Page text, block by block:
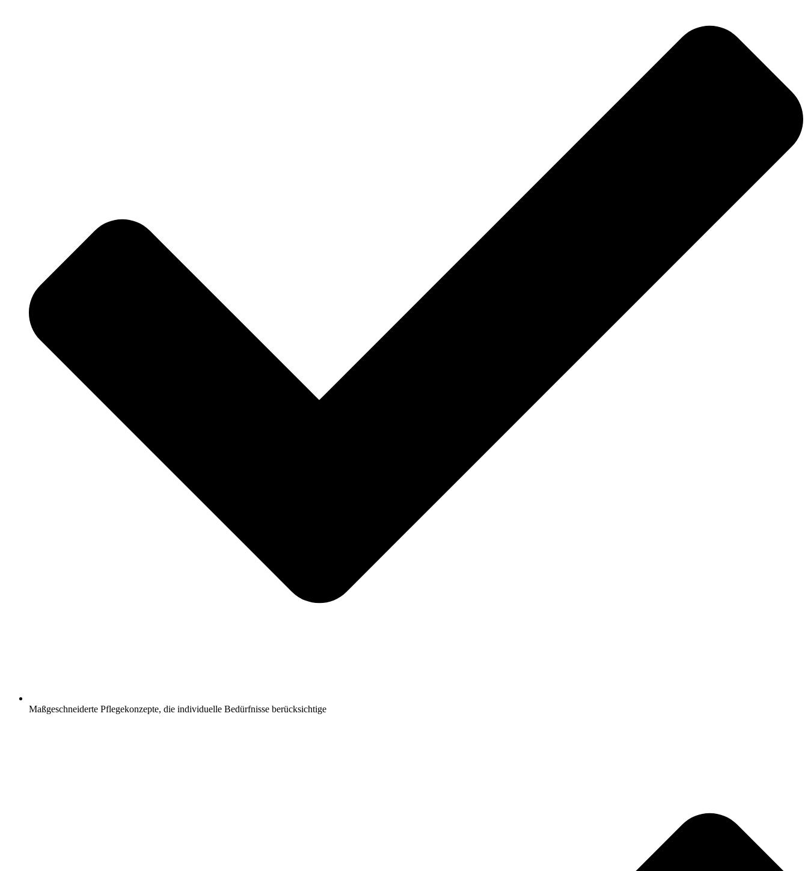
Maßgeschneiderte Pflegekonzepte, die individuelle Bedürfnisse berücksichtige